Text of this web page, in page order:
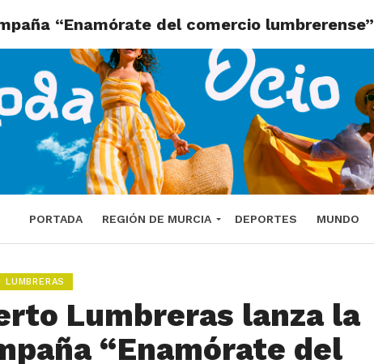
PORTADA REGIÓN DE MURCIA DEPORTES MUNDO
“Enamórate del comercio lumbrerense”
LUMBRERAS
Lumbreras lanza la
“Enamórate del